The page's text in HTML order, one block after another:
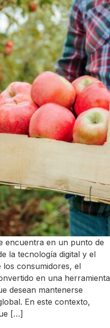
encuentra en un punto de
la tecnología digital y el
los consumidores, el
en una herramienta
desean mantenerse
En este contexto,
[…]